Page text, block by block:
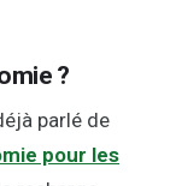
?
parlé de
pour les